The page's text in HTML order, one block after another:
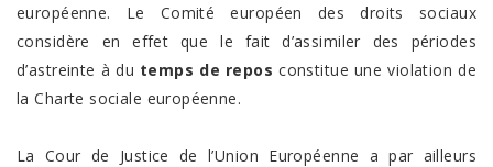
européenne. Le Comité européen des droits sociaux
considère en effet que le fait d’assimiler des périodes
d’astreinte à du temps de repos constitue une violation de
la Charte sociale européenne.
La Cour de Justice de l’Union Européenne a par ailleurs